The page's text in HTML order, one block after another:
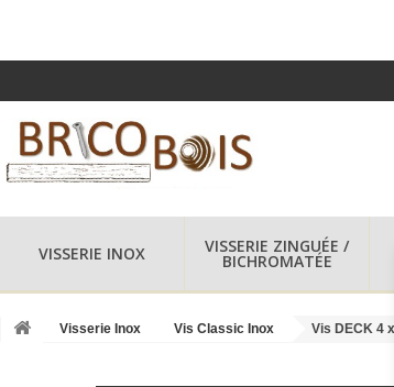
VISSERIE INOX VISSERIE ZINGUÉE /
BICHROMATÉE
Visserie Inox Vis Classic Inox Vis DECK 4